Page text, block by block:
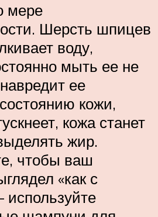
мере
Шерсть шпицев
воду,
мыть ее не
ее
кожи,
кожа станет
жир.
чтобы ваш
«как с
используйте